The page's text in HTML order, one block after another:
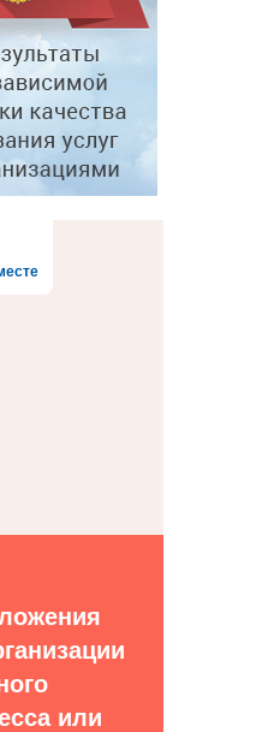
или